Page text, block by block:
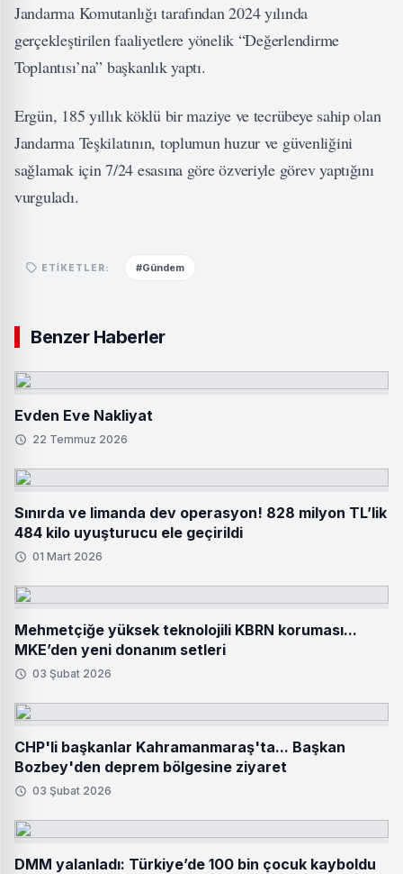
Jandarma Komutanlığı tarafından 2024 yılında
gerçekleştirilen faaliyetlere yönelik “Değerlendirme
Toplantısı’na” başkanlık yaptı.
Ergün, 185 yıllık köklü bir maziye ve tecrübeye sahip olan
Jandarma Teşkilatının, toplumun huzur ve güvenliğini
sağlamak için 7/24 esasına göre özveriyle görev yaptığını
vurguladı.
ETIKETLER: #Gündem
Benzer Haberler
Evden Eve Nakliyat
22 Temmuz 2026
Sınırda ve limanda dev operasyon! 828 milyon TL’lik
484 kilo uyuşturucu ele geçirildi
01 Mart 2026
Mehmetçiğe yüksek teknolojili KBRN koruması...
MKE’den yeni donanım setleri
03 Şubat 2026
CHP'li başkanlar Kahramanmaraş'ta... Başkan
Bozbey'den deprem bölgesine ziyaret
03 Şubat 2026
DMM yalanladı: Türkiye’de 100 bin çocuk kayboldu